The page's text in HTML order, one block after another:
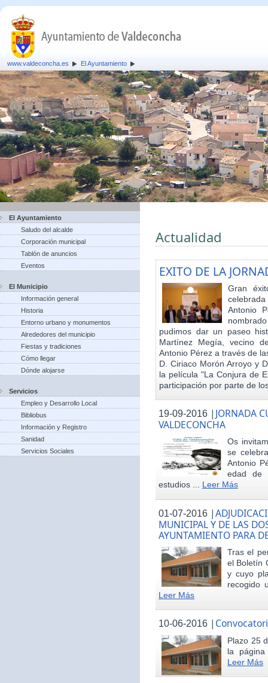
www.valdeconcha.es El Ayuntamiento
El Ayuntamiento
Saludo del alcalde
Corporación municipal
Tablón de anuncios
Eventos
El Municipio
Información general
Historia
Entorno urbano y monumentos
Alrededores del municipio
Fiestas y tradiciones
Cómo llegar
Dónde alojarse
Servicios
Empleo y Desarrollo Local
Bibliobus
Información y Registro
Sanidad
Servicios Sociales
Actualidad
EXITO DE LA
Gran
Antonio
pudimos dar un paseo
Martínez Megía, vecino
Antonio Pérez a través de
D. Ciriaco Morón Arroyo y
la película "La Conjura de
participación por parte de
19-09-2016 | JORNADA
VALDECONCHA
Os
se
Antonio
edad de
estudios ... Leer Más
01-07-2016 |
MUNICIPAL Y DE LAS
AYUNTAMIENTO PARA
Tras el
el Boletín
y cuyo
recogido
Leer Más
10-06-2016 |
Plazo 25
la
Leer Más